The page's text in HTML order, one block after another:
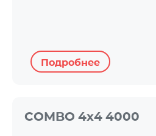
Подробнее
COMBO 4x4 4000